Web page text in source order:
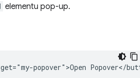
elementu pop-up.
popover">Open Popover</